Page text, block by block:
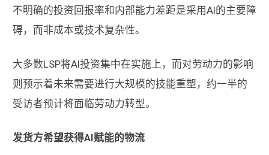
不明确的投资回报率和内部能力差距是采用AI的主要障
碍，而非成本或技术复杂性。
大多数LSP将AI投资集中在实施上，而对劳动力的影响
则预示着未来需要进行大规模的技能重塑，约一半的
受访者预计将面临劳动力转型。
发货方希望获得AI赋能的物流